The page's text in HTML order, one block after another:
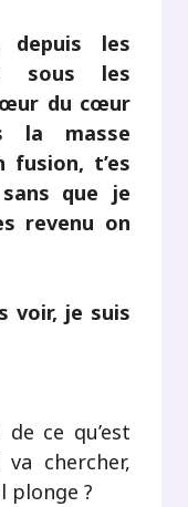
les
sous les
du cœur
la masse
fusion, t’es
que je
revenu on
voir, je suis
ce qu’est
chercher,
plonge ?